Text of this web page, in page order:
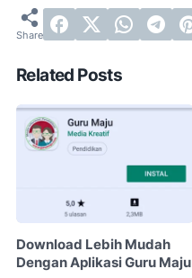
Related Posts
Download Lebih Mudah
Dengan Aplikasi Guru Maju